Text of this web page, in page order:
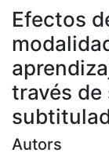
Efectos
través de
Autors